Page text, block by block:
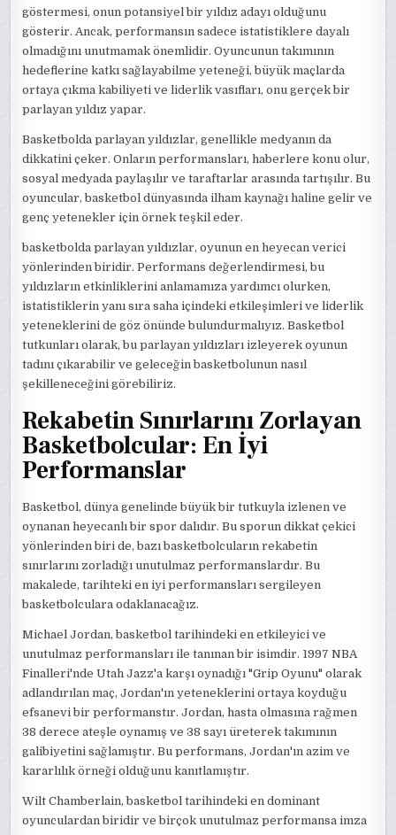
göstermesi, onun potansiyel bir yıldız adayı olduğunu
gösterir. Ancak, performansın sadece istatistiklere dayalı
olmadığını unutmamak önemlidir. Oyuncunun takımının
hedeflerine katkı sağlayabilme yeteneği, büyük maçlarda
ortaya çıkma kabiliyeti ve liderlik vasıfları, onu gerçek bir
parlayan yıldız yapar.
Basketbolda parlayan yıldızlar, genellikle medyanın da
dikkatini çeker. Onların performansları, haberlere konu olur,
sosyal medyada paylaşılır ve taraftarlar arasında tartışılır. Bu
oyuncular, basketbol dünyasında ilham kaynağı haline gelir ve
genç yetenekler için örnek teşkil eder.
basketbolda parlayan yıldızlar, oyunun en heyecan verici
yönlerinden biridir. Performans değerlendirmesi, bu
yıldızların etkinliklerini anlamamıza yardımcı olurken,
istatistiklerin yanı sıra saha içindeki etkileşimleri ve liderlik
yeteneklerini de göz önünde bulundurmalıyız. Basketbol
tutkunları olarak, bu parlayan yıldızları izleyerek oyunun
tadını çıkarabilir ve geleceğin basketbolunun nasıl
şekilleneceğini görebiliriz.
Rekabetin Sınırlarını Zorlayan
Basketbolcular: En İyi
Performanslar
Basketbol, dünya genelinde büyük bir tutkuyla izlenen ve
oynanan heyecanlı bir spor dalıdır. Bu sporun dikkat çekici
yönlerinden biri de, bazı basketbolcuların rekabetin
sınırlarını zorladığı unutulmaz performanslardır. Bu
makalede, tarihteki en iyi performansları sergileyen
basketbolculara odaklanacağız.
Michael Jordan, basketbol tarihindeki en etkileyici ve
unutulmaz performansları ile tanınan bir isimdir. 1997 NBA
Finalleri'nde Utah Jazz'a karşı oynadığı "Grip Oyunu" olarak
adlandırılan maç, Jordan'ın yeteneklerini ortaya koyduğu
efsanevi bir performanstır. Jordan, hasta olmasına rağmen
38 derece ateşle oynamış ve 38 sayı üreterek takımının
galibiyetini sağlamıştır. Bu performans, Jordan'ın azim ve
kararlılık örneği olduğunu kanıtlamıştır.
Wilt Chamberlain, basketbol tarihindeki en dominant
oyunculardan biridir ve birçok unutulmaz performansa imza